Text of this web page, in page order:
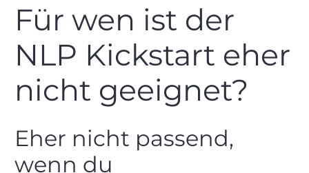
Für wen ist der
NLP Kickstart eher
nicht geeignet?
Eher nicht passend,
wenn du